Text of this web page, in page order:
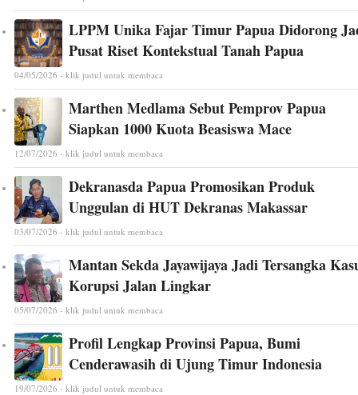
LPPM Unika Fajar Timur Papua Didorong
Pusat Riset Kontekstual Tanah Papua
04/05/2026 - klik judul untuk membaca
Marthen Medlama Sebut Pemprov Papua
Siapkan 1000 Kuota Beasiswa Mace
12/07/2026 - klik judul untuk membaca
Dekranasda Papua Promosikan Produk
Unggulan di HUT Dekranas Makassar
03/07/2026 - klik judul untuk membaca
Mantan Sekda Jayawijaya Jadi Tersangka
Korupsi Jalan Lingkar
05/07/2026 - klik judul untuk membaca
Profil Lengkap Provinsi Papua, Bumi
Cenderawasih di Ujung Timur Indonesia
19/07/2026 - klik judul untuk membaca